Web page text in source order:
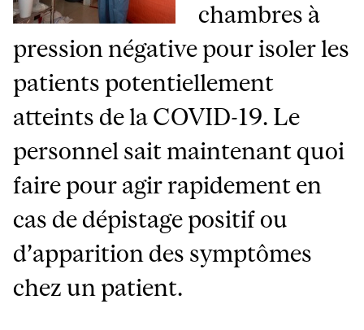
chambres à
pression négative pour isoler les
patients potentiellement
atteints de la COVID-19. Le
personnel sait maintenant quoi
faire pour agir rapidement en
cas de dépistage positif ou
d’apparition des symptômes
chez un patient.